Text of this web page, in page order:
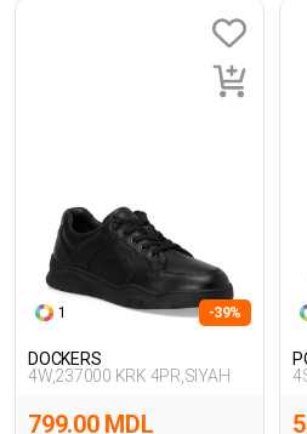
1 -39%
DOCKERS
4W,237000 KRK 4PR,SIYAH
799.00 MDL